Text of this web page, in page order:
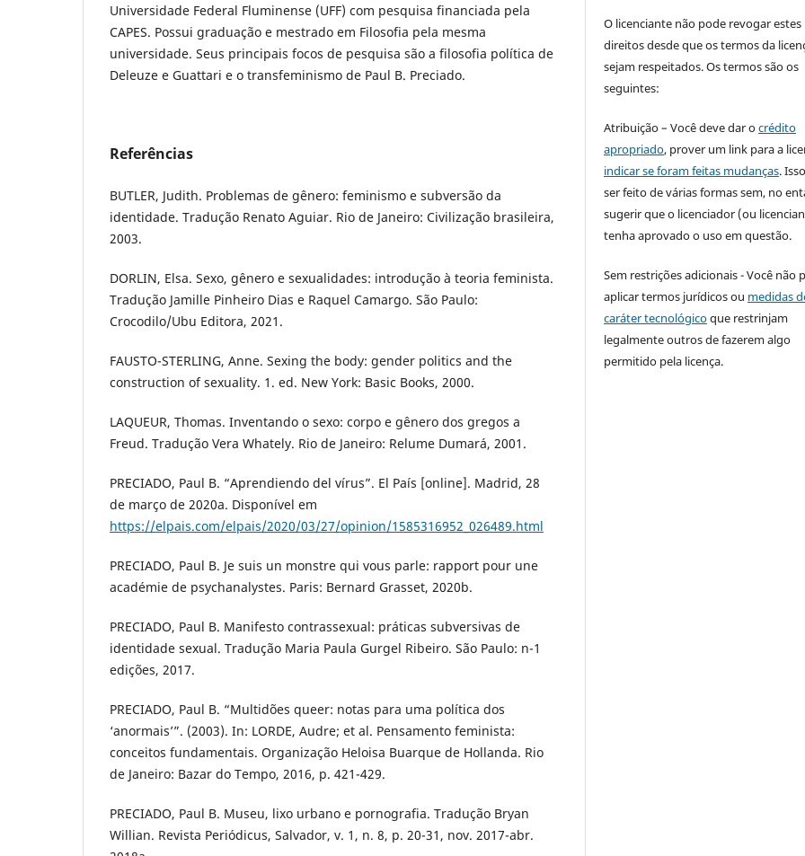
Universidade Federal Fluminense (UFF) com pesquisa financiada pela
CAPES. Possui graduação e mestrado em Filosofia pela mesma
universidade. Seus principais focos de pesquisa são a filosofia política de
Deleuze e Guattari e o transfeminismo de Paul B. Preciado.
Referências
BUTLER, Judith. Problemas de gênero: feminismo e subversão da
identidade. Tradução Renato Aguiar. Rio de Janeiro: Civilização brasileira,
2003.
DORLIN, Elsa. Sexo, gênero e sexualidades: introdução à teoria feminista.
Tradução Jamille Pinheiro Dias e Raquel Camargo. São Paulo:
Crocodilo/Ubu Editora, 2021.
FAUSTO-STERLING, Anne. Sexing the body: gender politics and the
construction of sexuality. 1. ed. New York: Basic Books, 2000.
LAQUEUR, Thomas. Inventando o sexo: corpo e gênero dos gregos a
Freud. Tradução Vera Whately. Rio de Janeiro: Relume Dumará, 2001.
PRECIADO, Paul B. “Aprendiendo del vírus”. El País [online]. Madrid, 28
de março de 2020a. Disponível em
https://elpais.com/elpais/2020/03/27/opinion/1585316952_026489.html
PRECIADO, Paul B. Je suis un monstre qui vous parle: rapport pour une
académie de psychanalystes. Paris: Bernard Grasset, 2020b.
PRECIADO, Paul B. Manifesto contrassexual: práticas subversivas de
identidade sexual. Tradução Maria Paula Gurgel Ribeiro. São Paulo: n-1
edições, 2017.
PRECIADO, Paul B. “Multidões queer: notas para uma política dos
‘anormais’”. (2003). In: LORDE, Audre; et al. Pensamento feminista:
conceitos fundamentais. Organização Heloisa Buarque de Hollanda. Rio
de Janeiro: Bazar do Tempo, 2016, p. 421-429.
PRECIADO, Paul B. Museu, lixo urbano e pornografia. Tradução Bryan
Willian. Revista Periódicus, Salvador, v. 1, n. 8, p. 20-31, nov. 2017-abr.
O licenciante não pode revogar estes
direitos desde que os termos da
sejam respeitados. Os termos são os
seguintes:
Atribuição – Você deve dar ocrédito
apropriado, prover um link para a
indicar se foram feitas mudanças.
ser feito de várias formas sem, no
sugerir que o licenciador (ou
tenha aprovado o uso em questão.
Sem restrições adicionais - Você não
aplicar termos jurídicos ou medidas
caráter tecnológicoque restrinjam
legalmente outros de fazerem algo
permitido pela licença.